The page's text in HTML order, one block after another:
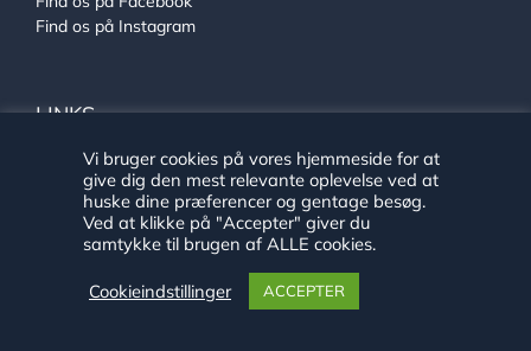
Find os på Instagram
LINKS
Ehlers Samlingen
Von Oberbergs hus
Sønderjysk arkivsamarbejde
Vi bruger cookies på vores hjemmeside for at
give dig den mest relevante oplevelse ved at
huske dine præferencer og gentage besøg.
Ved at klikke på "Accepter" giver du
samtykke til brugen af ALLE cookies.
Cookieindstillinger ACCEPTER